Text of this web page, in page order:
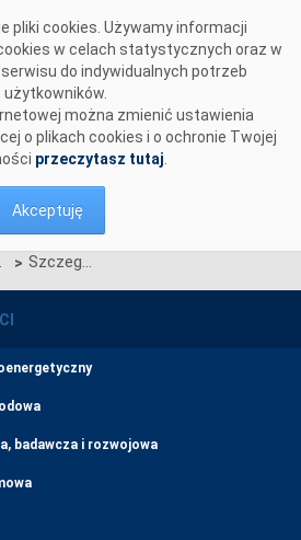
pliki cookies. Używamy informacji
w celach statystycznych oraz w
do indywidualnych potrzeb
użytkowników.
można zmienić ustawienia
o plikach cookies i o ochronie Twojej
przeczytasz tutaj
Akceptuję
> Szczegółowy harmonogram certyfikacji do aukcji dodatkowych na poszczególne kwartały roku 2023
badawcza i rozwojowa